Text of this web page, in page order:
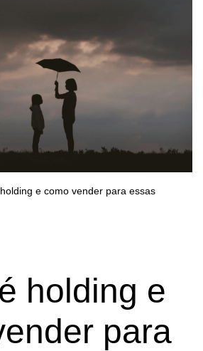
e como vender para essas
holding e
para